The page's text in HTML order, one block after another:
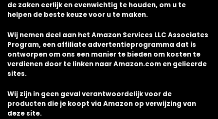
de zaken eerlijk en evenwichtig te houden, om u te
helpen de beste keuze voor u te maken.
Wij nemen deel aan het Amazon Services LLC Associates
Program, een affiliate advertentieprogramma dat is
ontworpen om ons een manier te bieden om kosten te
verdienen door te linken naar Amazon.com en gelieerde
sites.
Wij zijn in geen geval verantwoordelijk voor de
producten die je koopt via Amazon op verwijzing van
deze site.